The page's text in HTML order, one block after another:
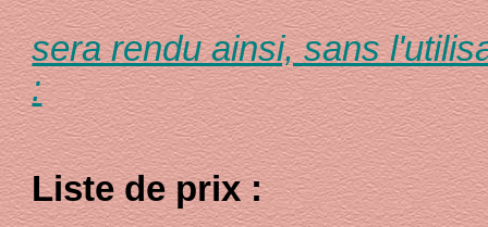
sera rendu ainsi, sans
:
Liste de prix :